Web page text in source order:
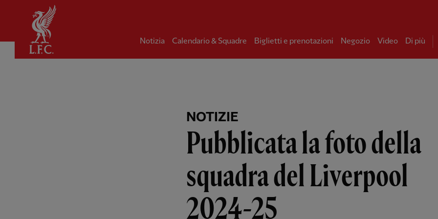
Notizia Calendario & Squadre Biglietti e prenotazioni Negozio Video Di più
NOTIZIE
Pubblicata la foto della
squadra del Liverpool
2024-25